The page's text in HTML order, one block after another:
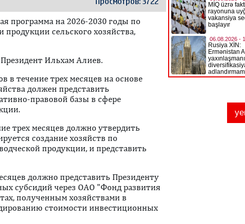
программа на 2026-2030 годы по
сельского хозяйства,
Ильхам Алиев.
в течение трех месяцев на основе
должен представить
правовой базы в сфере
трех месяцев должно утвердить
создание хозяйств по
продукции, и представить
должно представить Президенту
субсидий через ОАО "Фонд развития
полученным хозяйствами в
стоимости инвестиционных